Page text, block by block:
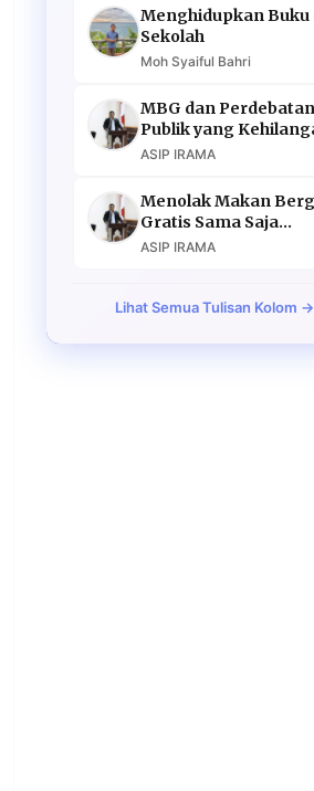
Menghidupkan Buku
Sekolah
Moh Syaiful Bahri
MBG dan Perdebatan
Publik yang
Argumen
ASIP IRAMA
Menolak Makan
Gratis Sama Saja
Menolak Masa Depan
ASIP IRAMA
Lihat Semua Tulisan Kolom →